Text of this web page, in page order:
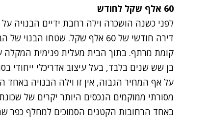
60 אלף שקל לחודש
לפני כשנה הושכרה וילה רחבת ידיים הבנויה
קומת מרתף. בתוך הבית מעלית פנימית המקלה
בן שש שנים בלבד, בעל עיצוב אדריכלי ייחודי
על אף המחיר הגבוה, אין זו וילה הבנויה באחד
מסורתי ממוקמים הנכסים היותר יקרים של
באחד הרחובות הקטנים הסמוכים למחלף כפר